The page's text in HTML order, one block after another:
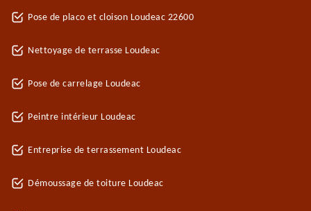
Pose de placo et cloison Loudeac 22600
Nettoyage de terrasse Loudeac
Pose de carrelage Loudeac
Peintre intérieur Loudeac
Entreprise de terrassement Loudeac
Démoussage de toiture Loudeac